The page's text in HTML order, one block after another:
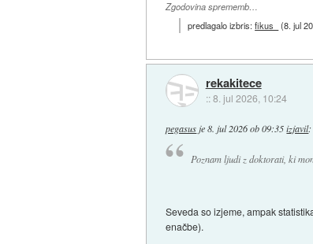
Zgodovina sprememb…
predlagalo izbris:fikus_ (8. jul
rekakitece
::8. jul 2026, 10:24
pegasus je8. jul 2026 ob 09:35 izjavil:
Poznam ljudi z doktorati, ki
Seveda so izjeme, ampak
enačbe).